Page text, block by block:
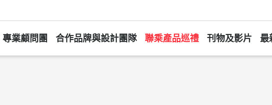
專業顧問團 合作品牌與設計團隊 聯乘產品巡禮 刊物及影片 最